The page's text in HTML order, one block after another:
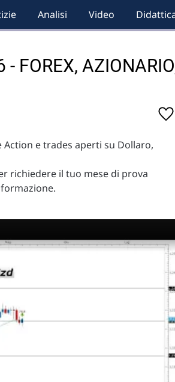
Analisi Video
e trades aperti su Dollaro,
richiedere il tuo mese di prova